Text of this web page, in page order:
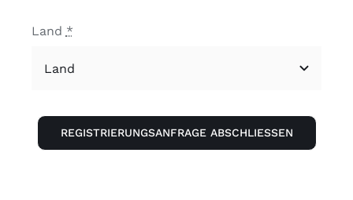
Land *
REGISTRIERUNGSANFRAGE ABSCHLIESSEN